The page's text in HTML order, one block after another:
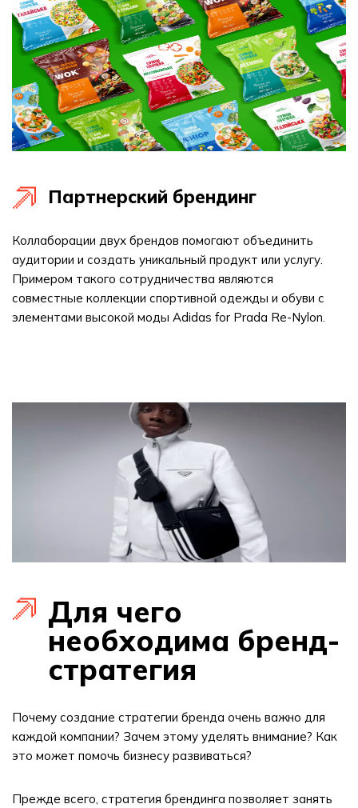
Партнерский брендинг
Коллаборации двух брендов помогают объединить
аудитории и создать уникальный продукт или услугу.
Примером такого сотрудничества являются
совместные коллекции спортивной одежды и обуви с
элементами высокой моды Аdidas for Prada Re-Nylon.
Для чего
необходима бренд-
стратегия
Почему создание стратегии бренда очень важно для
каждой компании? Зачем этому уделять внимание? Как
это может помочь бизнесу развиваться?
Прежде всего, стратегия брендинга позволяет занять